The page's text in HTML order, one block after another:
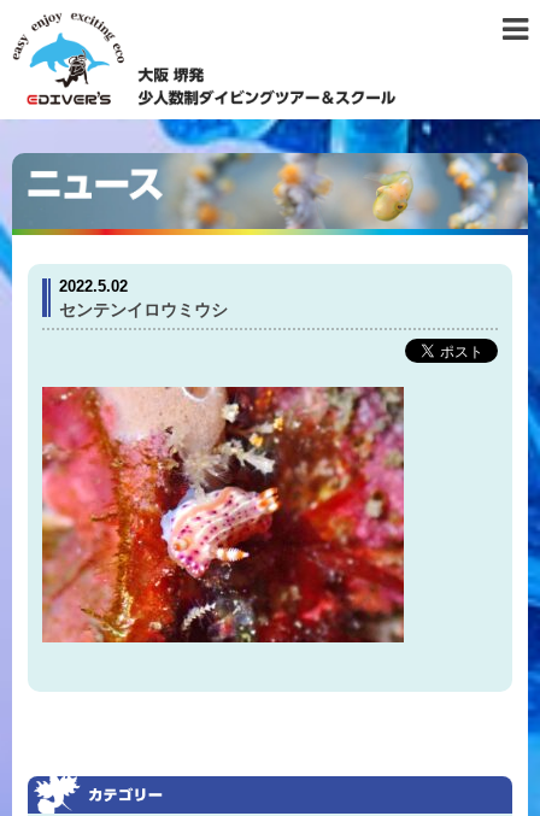
2022.5.02
センテンイロウミウシ